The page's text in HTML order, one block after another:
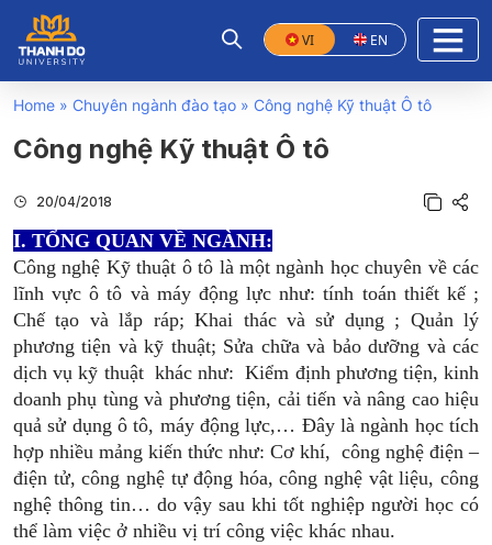
VI EN
Home » Chuyên ngành đào tạo » Công nghệ Kỹ thuật Ô tô
Công nghệ Kỹ thuật Ô tô
20/04/2018
I. TỔNG QUAN VỀ NGÀNH:
Công nghệ Kỹ thuật ô tô là một ngành học chuyên về các
lĩnh vực ô tô và máy động lực như: tính toán thiết kế ;
Chế tạo và lắp ráp; Khai thác và sử dụng ; Quản lý
phương tiện và kỹ thuật; Sửa chữa và bảo dưỡng và các
dịch vụ kỹ thuật khác như: Kiểm định phương tiện, kinh
doanh phụ tùng và phương tiện, cải tiến và nâng cao hiệu
quả sử dụng ô tô, máy động lực,… Đây là ngành học tích
hợp nhiều mảng kiến thức như: Cơ khí, công nghệ điện –
điện tử, công nghệ tự động hóa, công nghệ vật liệu, công
nghệ thông tin… do vậy sau khi tốt nghiệp người học có
thể làm việc ở nhiều vị trí công việc khác nhau.